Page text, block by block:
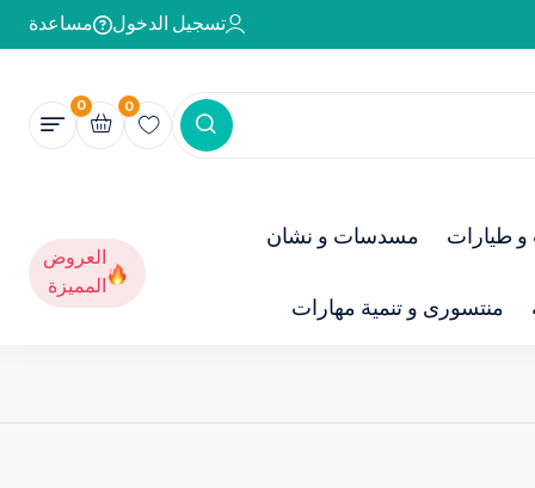
تسجيل الدخول مساعدة
0
0
و طيارات مسدسات و نشان
منتسورى و تنمية مهارات
العروض
المميزة